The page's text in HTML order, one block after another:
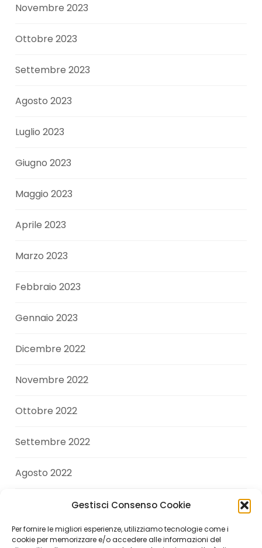
Gestisci Consenso Cookie
Per fornire le migliori esperienze, utilizziamo tecnologie come i
cookie per memorizzare e/o accedere alle informazioni del
Novembre 2023
Ottobre 2023
Settembre 2023
Agosto 2023
Luglio 2023
Giugno 2023
Maggio 2023
Aprile 2023
Marzo 2023
Febbraio 2023
Gennaio 2023
Dicembre 2022
Novembre 2022
Ottobre 2022
Settembre 2022
Agosto 2022
Giugno 2022